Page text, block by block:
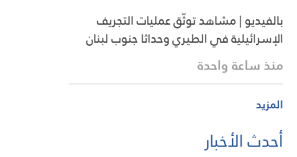
بالفيديو | مشاهد توثّق عمليات التجريف
الإسرائيلية في الطيري وحداثا جنوب لبنان
منذ ساعة واحدة
المزيد
أحدث الأخبار